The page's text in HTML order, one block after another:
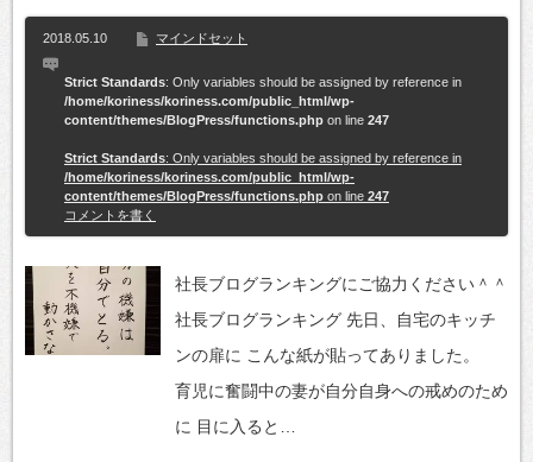
2018.05.10 マインドセット
Strict Standards: Only variables should be assigned by reference in
/home/koriness/koriness.com/public_html/wp-
content/themes/BlogPress/functions.php on line 247
Strict Standards: Only variables should be assigned by reference in
/home/koriness/koriness.com/public_html/wp-
content/themes/BlogPress/functions.php on line 247
コメントを書く
社長ブログランキングにご協力ください＾＾
社長ブログランキング 先日、自宅のキッチ
ンの扉に こんな紙が貼ってありました。
育児に奮闘中の妻が自分自身への戒めのため
に 目に入ると…